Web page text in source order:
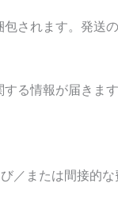
されます。発
る情報が届きます
／または間接的